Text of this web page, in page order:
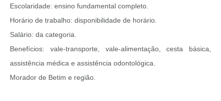
Escolaridade: ensino fundamental completo.
Horário de trabalho: disponibilidade de horário.
Salário: da categoria.
Benefícios: vale-transporte, vale-alimentação, cesta básica,
assistência médica e assistência odontológica.
Morador de Betim e região.